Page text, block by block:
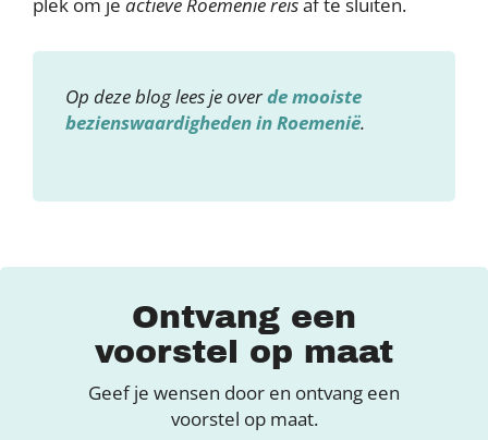
plek om je actieve Roemenië reisaf te sluiten.
Op deze blog lees je overde mooiste
bezienswaardigheden in Roemenië.
Ontvang een
voorstel op maat
Geef je wensen door en ontvang een
voorstel op maat.